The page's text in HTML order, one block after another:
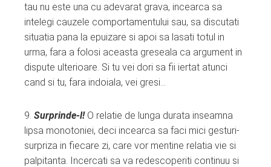
tau nu este una cu adevarat grava, incearca sa
intelegi cauzele comportamentului sau, sa discutati
situatia pana la epuizare si apoi sa lasati totul in
urma, fara a folosi aceasta greseala ca argument in
dispute ulterioare. Si tu vei dori sa fii iertat atunci
cand si tu, fara indoiala, vei gresi…
9. Surprinde-l!O relatie de lunga durata inseamna
lipsa monotoniei, deci incearca sa faci mici gesturi-
surpriza in fiecare zi, care vor mentine relatia vie si
palpitanta. Incercati sa va redescoperiti continuu si